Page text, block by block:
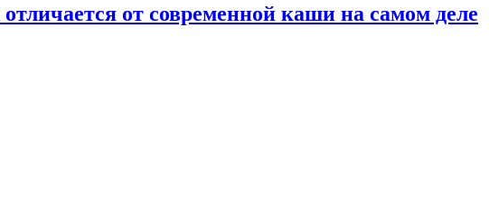
от современной каши на самом деле